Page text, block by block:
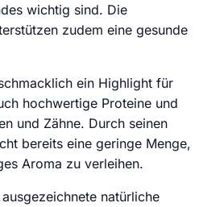
wichtig sind. Die
zudem eine gesunde
ein Highlight für
hochwertige Proteine und
und Zähne. Durch seinen
bereits eine geringe Menge,
Aroma zu verleihen.
natürliche